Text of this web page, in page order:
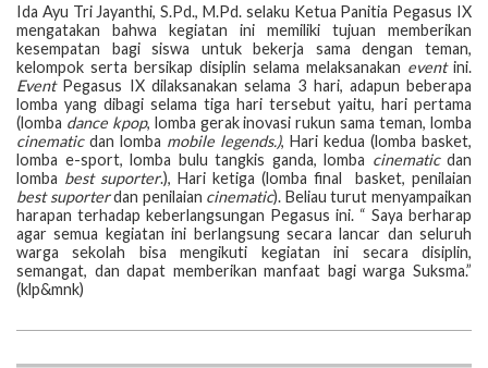
Ida Ayu Tri Jayanthi, S.Pd., M.Pd. selaku Ketua Panitia Pegasus IX
mengatakan bahwa kegiatan ini memiliki tujuan memberikan
kesempatan bagi siswa untuk bekerja sama dengan teman,
kelompok serta bersikap disiplin selama melaksanakan eventini.
EventPegasus IX dilaksanakan selama 3 hari, adapun beberapa
lomba yang dibagi selama tiga hari tersebut yaitu, hari pertama
(lomba dance kpop, lomba gerak inovasi rukun sama teman, lomba
cinematicdan lomba mobile legends.), Hari kedua (lomba basket,
lomba e-sport, lomba bulu tangkis ganda, lomba cinematicdan
lomba best suporter.), Hari ketiga (lomba final basket, penilaian
best suporterdan penilaian cinematic). Beliau turut menyampaikan
harapan terhadap keberlangsungan Pegasus ini. “ Saya berharap
agar semua kegiatan ini berlangsung secara lancar dan seluruh
warga sekolah bisa mengikuti kegiatan ini secara disiplin,
semangat, dan dapat memberikan manfaat bagi warga Suksma.”
(klp&mnk)